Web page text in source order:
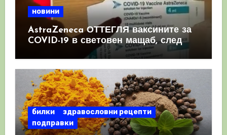
новини
AstraZeneca ОТТЕГЛЯ ваксините за
COVID-19 в световен мащаб, след
като призна, че те причиняват
билки
здравословни рецепти
подправки